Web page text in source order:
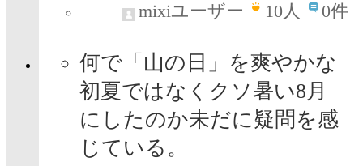
mixiユーザー
10人 0件
何で「山の日」を爽やかな
初夏ではなくクソ暑い8月
にしたのか未だに疑問を感
じている。